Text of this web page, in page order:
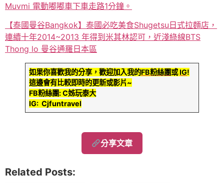
Muvmi 電動嘟嘟車下車走路1分鐘。
【泰國曼谷Bangkok】泰國必吃美食Shugetsu日式拉麵店，
連續十年2014~2013 年得到米其林認可，近淺綠線BTS
Thong lo 曼谷通羅日本區
如果你喜歡我的分享，歡迎加入我的FB粉絲團或IG!
這邊會有比較即時的更新或影片~
FB粉絲團: C姊玩泰大
IG: Cjfuntravel
分享文章
Related Posts: